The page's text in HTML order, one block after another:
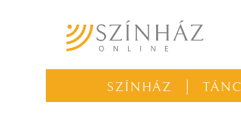
SZÍNHÁZ TÁNC